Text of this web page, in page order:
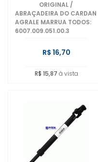
ORIGINAL /
ABRAÇADEIRA DO CARDAN
AGRALE MARRUA TODOS:
6007.009.051.00.3
R$ 16,70
R$ 15,87 à vista